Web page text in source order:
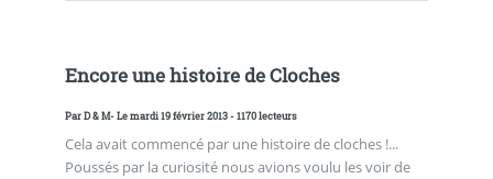
Encore une histoire de Cloches
ParD & M- Le mardi 19 février 2013 - 1170 lecteurs
Cela avait commencé par une histoire de cloches !...
Poussés par la curiosité nous avions voulu les voir de